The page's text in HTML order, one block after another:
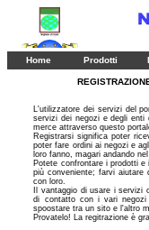
Home Prodotti
L'utilizzatore dei servizi del
servizi dei negozi e degli enti
merce attraverso questo
Registrarsi significa poter
poter fare ordini ai negozi e
loro fanno, magari andando
Potete confrontare i prodotti
più conveniente; farvi aiutare
con loro.
Il vantaggio di usare i
di contatto con i vari negozi
spoostare tra un sito e l'altro
Provatelo! La regitrazione è